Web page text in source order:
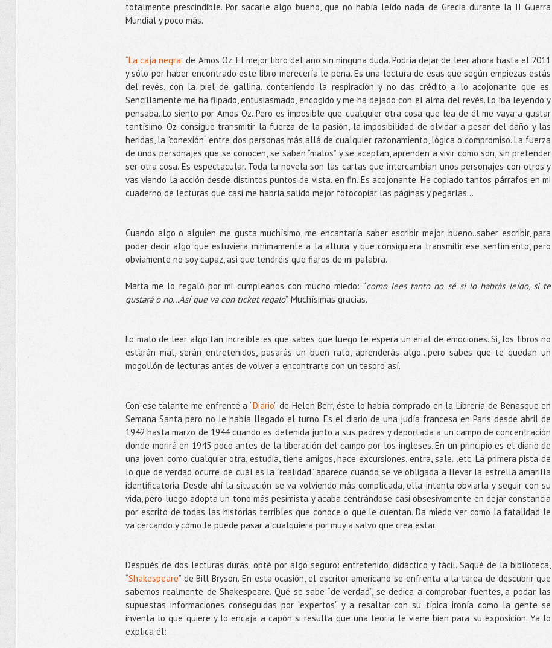
totalmente prescindible. Por sacarle algo bueno, que no había leído nada de Grecia durante la II Guerra
Mundial y poco más.
“La caja negra” de Amos Oz. El mejor libro del año sin ninguna duda. Podría dejar de leer ahora hasta el 2011
y sólo por haber encontrado este libro merecería le pena. Es una lectura de esas que según empiezas estás
del revés, con la piel de gallina, conteniendo la respiración y no das crédito a lo acojonante que es.
Sencillamente me ha flipado, entusiasmado, encogido y me ha dejado con el alma del revés. Lo iba leyendo y
pensaba..Lo siento por Amos Oz..Pero es imposible que cualquier otra cosa que lea de él me vaya a gustar
tantísimo. Oz consigue transmitir la fuerza de la pasión, la imposibilidad de olvidar a pesar del daño y las
heridas, la “conexión” entre dos personas más allá de cualquier razonamiento, lógica o compromiso. La fuerza
de unos personajes que se conocen, se saben “malos” y se aceptan, aprenden a vivir como son, sin pretender
ser otra cosa. Es espectacular. Toda la novela son las cartas que intercambian unos personajes con otros y
vas viendo la acción desde distintos puntos de vista..en fin..Es acojonante. He copiado tantos párrafos en mi
cuaderno de lecturas que casi me habría salido mejor fotocopiar las páginas y pegarlas…
Cuando algo o alguien me gusta muchísimo, me encantaría saber escribir mejor, bueno..saber escribir, para
poder decir algo que estuviera minimamente a la altura y que consiguiera transmitir ese sentimiento, pero
obviamente no soy capaz, asi que tendréis que fiaros de mi palabra.
Marta me lo regaló por mi cumpleaños con mucho miedo: “como lees tanto no sé si lo habrás leído, si te
gustará o no...Así que va con ticket regalo”. Muchísimas gracias.
Lo malo de leer algo tan increíble es que sabes que luego te espera un erial de emociones. Si, los libros no
estarán mal, serán entretenidos, pasarás un buen rato, aprenderás algo…pero sabes que te quedan un
mogollón de lecturas antes de volver a encontrarte con un tesoro así.
Con ese talante me enfrenté a “Diario” de Helen Berr, éste lo había comprado en la Librería de Benasque en
Semana Santa pero no le había llegado el turno. Es el diario de una judía francesa en Paris desde abril de
1942 hasta marzo de 1944 cuando es detenida junto a sus padres y deportada a un campo de concentración
donde morirá en 1945 poco antes de la liberación del campo por los ingleses. En un principio es el diario de
una joven como cualquier otra, estudia, tiene amigos, hace excursiones, entra, sale...etc. La primera pista de
lo que de verdad ocurre, de cuál es la “realidad” aparece cuando se ve obligada a llevar la estrella amarilla
identificatoria. Desde ahí la situación se va volviendo más complicada, ella intenta obviarla y seguir con su
vida, pero luego adopta un tono más pesimista y acaba centrándose casi obsesivamente en dejar constancia
por escrito de todas las historias terribles que conoce o que le cuentan. Da miedo ver como la fatalidad le
va cercando y cómo le puede pasar a cualquiera por muy a salvo que crea estar.
Después de dos lecturas duras, opté por algo seguro: entretenido, didáctico y fácil. Saqué de la biblioteca,
“Shakespeare” de Bill Bryson. En esta ocasión, el escritor americano se enfrenta a la tarea de descubrir que
sabemos realmente de Shakespeare. Qué se sabe “de verdad”, se dedica a comprobar fuentes, a podar las
supuestas informaciones conseguidas por “expertos” y a resaltar con su típica ironía como la gente se
inventa lo que quiere y lo encaja a capón si resulta que una teoría le viene bien para su exposición. Ya lo
explica él: